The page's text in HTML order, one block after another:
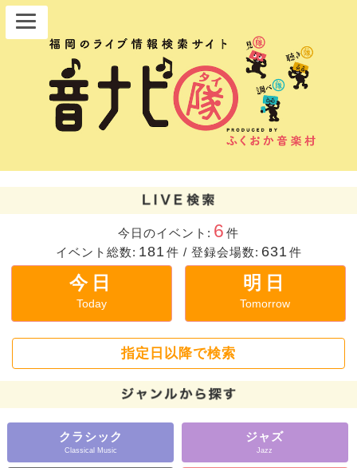
今日のイベント: 6 件
イベント総数: 181 件 / 登録会場数: 631 件
今日
Today
明日
Tomorrow
指定日以降で検索
クラシック
Classical Music
ジャズ
Jazz